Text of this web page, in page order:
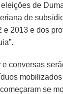
de
de
e 2013 e dos
e conversas
se